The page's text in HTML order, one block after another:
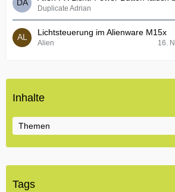
Duplicate Adrian
Lichtsteuerung im Alienware M15x
Alien
16.
Inhalte
Themen
Tags